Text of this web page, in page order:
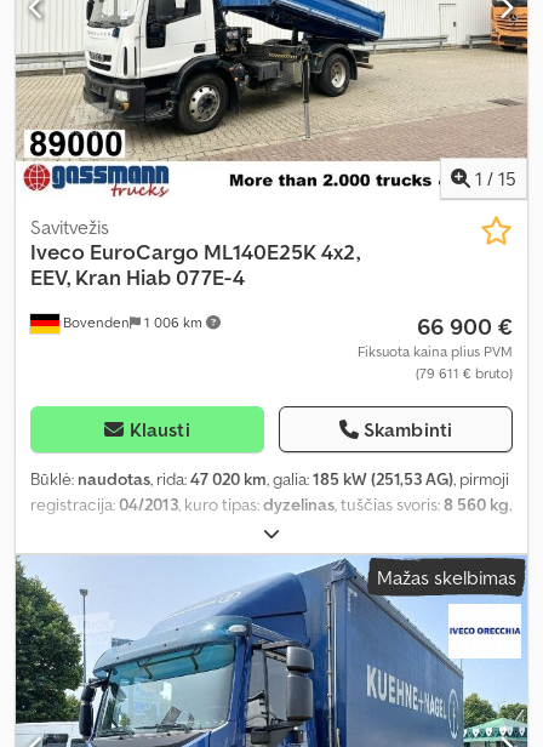
1 / 15
Bovenden 1 006 km
Savitvežis
Iveco EuroCargo ML140E25K 4x2,
EEV, Kran Hiab 077E-4
66 900 €
Fiksuota kaina plius PVM
(79 611 € bruto)
Klausti Skambinti
Būklė: naudotas, rida:47 020 km, galia:185 kW (251,53 AG), pirmoji
registracija:04/2013, kuro tipas:dyzelinas, tuščias svoris:8 560 kg,
5 440 kg
padangos dydis:10R22.5, ašių konfigūracija:4x2, ratų bazė:3 690
mm
06/2026, spalva: balta, vairuotojo kabina:
dieninė kabina
, pavaros tipas:mechaninis , emisijos klasė:Euro 5,
pakaba:
plienas , sėdimų vietų skaičius: 2, krovimo vietos ilgis:4 200
mm, krovinių skyriaus plotis:2 360 mm, krovos erdvės aukštis:600
mm, Įranga:ABS, borto kompiuteris, centrinis užraktas,
diferencialo užraktas, kabina, kranas, kruizo kontrolė,
papildomi žibintai, priekabos jungtis, priešrūkiniai žibintai,
Mažas skelbimas